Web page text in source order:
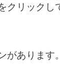
クリックし
あります。